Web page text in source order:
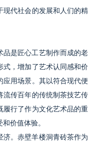
现代社会的发展和人们的精
品是匠心工艺制作而成的老
式，增加了艺术认同感和价
应用场景。其以符合现代便
流传百年的传统制茶技艺传
履行了作为文化艺术品的重
价值体验。
济。赤壁羊楼洞青砖茶作为